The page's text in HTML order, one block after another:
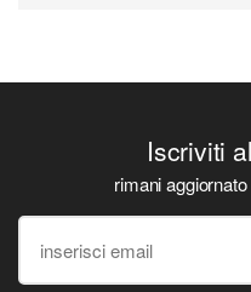
Iscriviti
rimani